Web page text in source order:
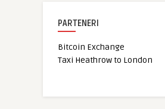
PARTENERI
Bitcoin Exchange
Taxi Heathrow to London